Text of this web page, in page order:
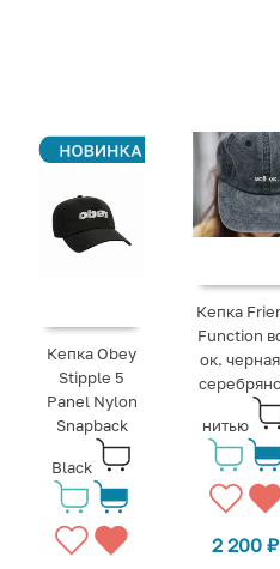
Кепка Obey
Stipple 5
Panel Nylon
Snapback
Black
Кепка
Function
ок.
нитью
2 200₽